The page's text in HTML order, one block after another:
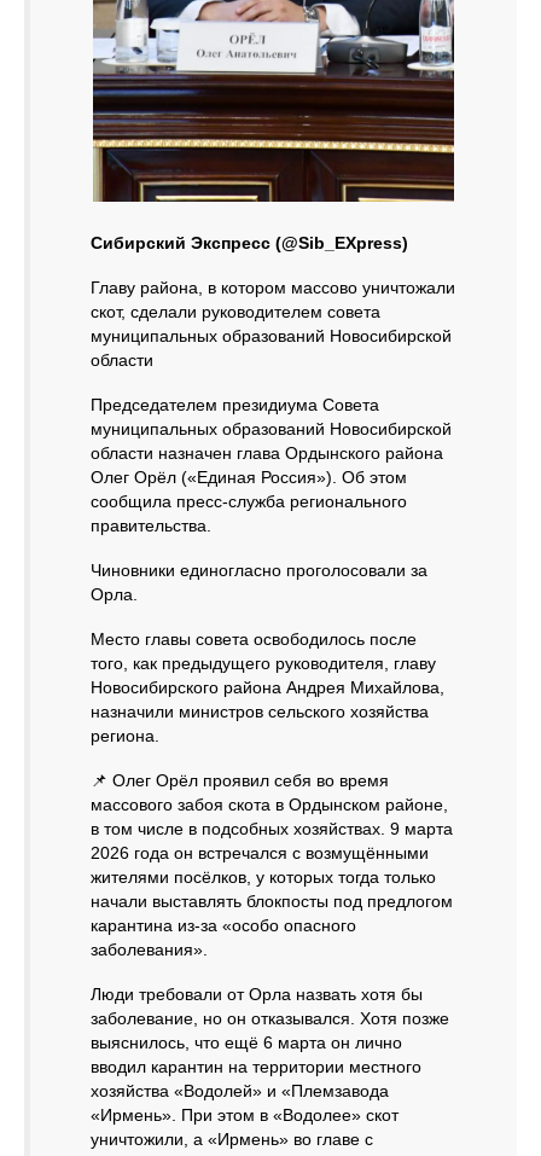
Сибирский Экспресс (@Sib_EXpress)
Главу района, в котором массово уничтожали
скот, сделали руководителем совета
муниципальных образований Новосибирской
области
Председателем президиума Совета
муниципальных образований Новосибирской
области назначен глава Ордынского района
Олег Орёл («Единая Россия»). Об этом
сообщила пресс-служба регионального
правительства.
Чиновники единогласно проголосовали за
Орла.
Место главы совета освободилось после
того, как предыдущего руководителя, главу
Новосибирского района Андрея Михайлова,
назначили министров сельского хозяйства
региона.
📌 Олег Орёл проявил себя во время
массового забоя скота в Ордынском районе,
в том числе в подсобных хозяйствах. 9 марта
2026 года он встречался с возмущёнными
жителями посёлков, у которых тогда только
начали выставлять блокпосты под предлогом
карантина из-за «особо опасного
заболевания».
Люди требовали от Орла назвать хотя бы
заболевание, но он отказывался. Хотя позже
выяснилось, что ещё 6 марта он лично
вводил карантин на территории местного
хозяйства «Водолей» и «Племзавода
«Ирмень». При этом в «Водолее» скот
уничтожили, а «Ирмень» во главе с